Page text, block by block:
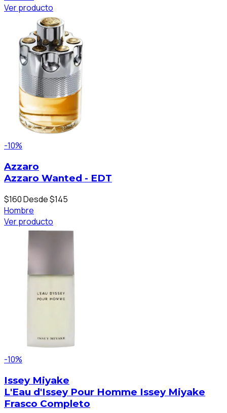
Ver producto
-10%
Azzaro
Azzaro Wanted - EDT
$160Desde $145
Hombre
Ver producto
-10%
Issey Miyake
L'Eau d'Issey Pour Homme Issey Miyake
Frasco Completo